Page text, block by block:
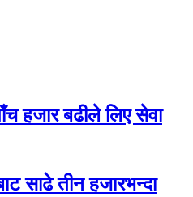
हजार बढीले लिए सेवा
साढे तीन हजारभन्दा